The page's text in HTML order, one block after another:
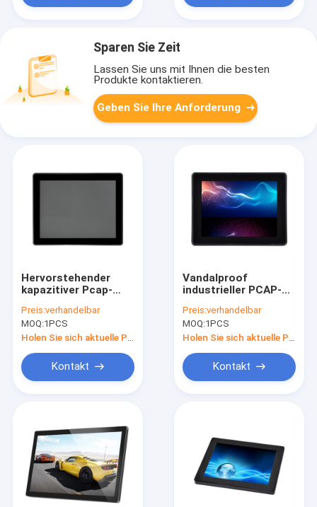
Sparen Sie Zeit
Lassen Sie uns mit Ihnen die besten
Produkte kontaktieren.
Geben Sie Ihre Anforderung
Hervorstehender
kapazitiver Pcap-
Monitor 10 Punkt-
multi Touch Screen
Preis:verhandelbar
MOQ:1PCS
Kontakt
Vandalproof
industrieller PCAP-
Schnittstelle Usb
Vga Dvi
Preis:verhandelbar
MOQ:1PCS
Kontakt